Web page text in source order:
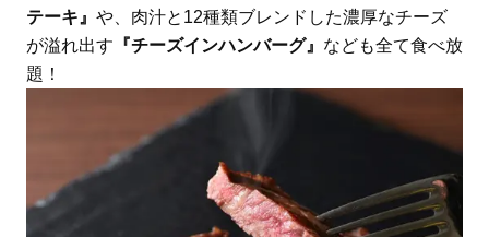
テーキ』 や、肉汁と12種類ブレンドした濃厚なチーズ
が溢れ出す 『チーズインハンバーグ』 なども全て食べ放
題！